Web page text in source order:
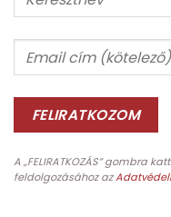
A „FELIRATKOZÁS” gombra
feldolgozásához az